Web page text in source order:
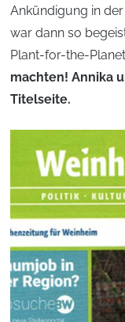
Ankündigung in
war dann so
Plant-for-the-
machten! Annika
Titelseite.